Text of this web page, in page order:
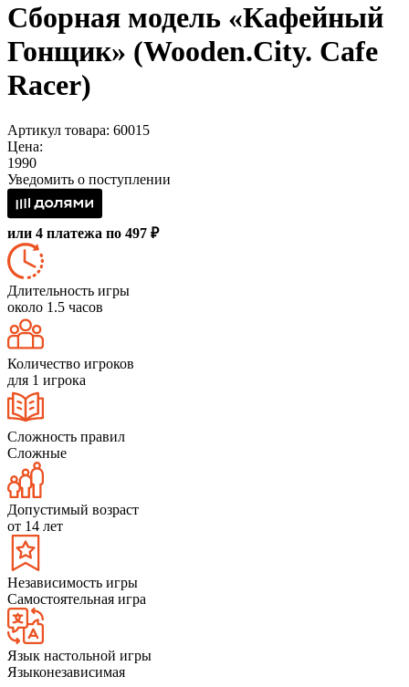
Сборная модель «Кафейный
Гонщик» (Wooden.City. Cafe
Racer)
Артикул товара: 60015
Цена:
1990
Уведомить о поступлении
или 4 платежа по 497 ₽
Длительность игры
около 1.5 часов
Количество игроков
для 1 игрока
Сложность правил
Сложные
Допустимый возраст
от 14 лет
Независимость игры
Самостоятельная игра
Язык настольной игры
Языконезависимая